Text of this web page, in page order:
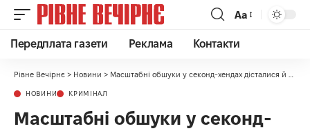
Аа
Передплата газети Реклама Контакти
Рівне Вечірнє > Новини > Масштабні обшуки у секонд-хендах дісталися й Рівненщини
НОВИНИ КРИМІНАЛ
Масштабні обшуки у секонд-